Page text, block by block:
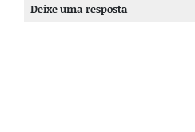
Deixe uma resposta